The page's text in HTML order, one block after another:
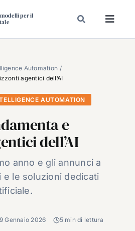
per il
Automation
agentici dell’AI
AUTOMATION
e
dell’AI
anno e gli annunci a
e le soluzioni dedicati
Gennaio 2026 5 min di lettura